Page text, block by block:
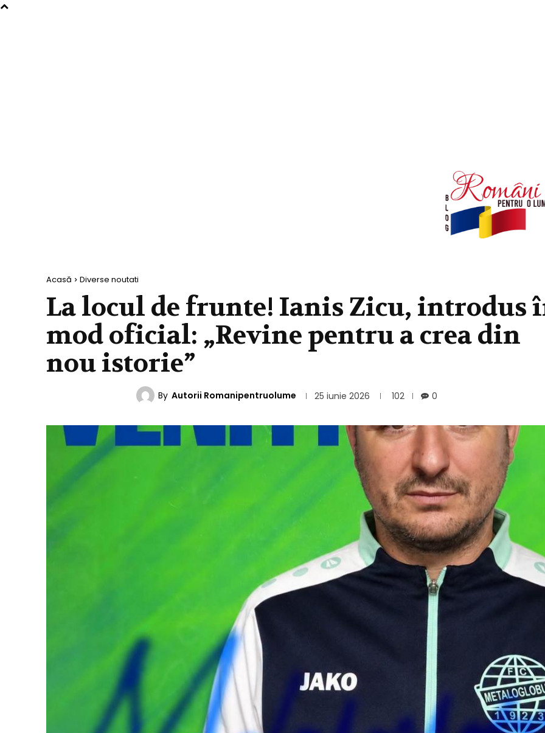
Acasă Diverse noutati
La locul de frunte! Ianis Zicu, introdus
mod oficial: „Revine pentru a crea din
nou istorie”
By Autorii Romanipentruolume 25 iunie 2026 102 0